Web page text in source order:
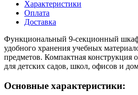
Характеристики
Оплата
Доставка
Функциональный 9-секционный
удобного хранения учебных
предметов. Компактная конструкция
для детских садов, школ, офисов и
Основные характеристики: